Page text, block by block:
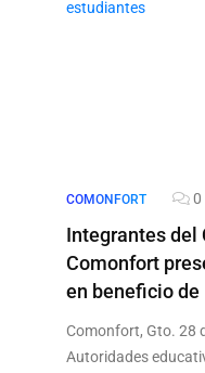
COMONFORT 0
Integrantes del
Comonfort
en beneficio de
Comonfort, Gto. 28
Autoridades